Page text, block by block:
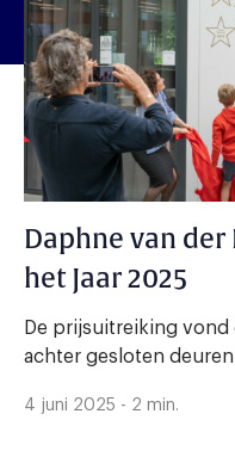
Daphne van der
het Jaar 2025
De prijsuitreiking vond
achter gesloten
4 juni 2025 - 2 min.